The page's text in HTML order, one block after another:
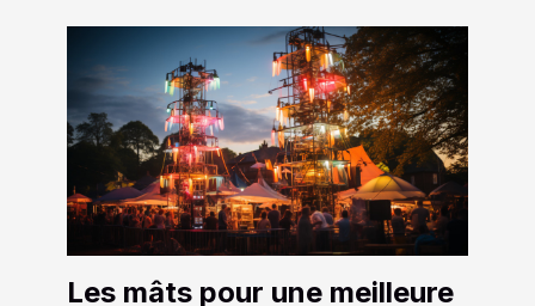
Les mâts pour une meilleure